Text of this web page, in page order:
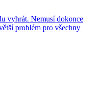
vyhrát. Nemusí dokonce
problém pro všechny